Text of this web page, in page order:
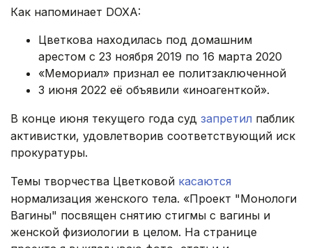
Как напоминает DOXA:
Цветкова находилась под домашним
арестом с 23 ноября 2019 по 16 марта 2020
«Мемориал» признал ее политзаключенной
3 июня 2022 её объявили «иноагенткой».
В конце июня текущего года суд запретил паблик
активистки, удовлетворив соответствующий иск
прокуратуры.
Темы творчества Цветковой касаются
нормализация женского тела. «Проект "Монологи
Вагины" посвящен снятию стигмы с вагины и
женской физиологии в целом. На странице